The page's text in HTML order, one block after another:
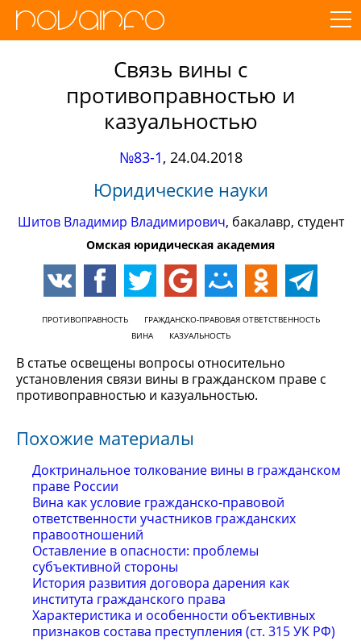
Связь вины с
противоправностью и
казуальностью
№83-1, 24.04.2018
Юридические науки
Шитов Владимир Владимирович, бакалавр, студент
Омская юридическая академия
ПРОТИВОПРАВНОСТЬ
ГРАЖДАНСКО-ПРАВОВАЯ ОТВЕТСТВЕННОСТЬ
ВИНА
КАЗУАЛЬНОСТЬ
В статье освещены вопросы относительно
установления связи вины в гражданском праве с
противоправностью и казуальностью.
Похожие материалы
Доктринальное толкование вины в гражданском
праве России
Вина как условие гражданско-правовой
ответственности участников гражданских
правоотношений
Оставление в опасности: проблемы
субъективной стороны
История развития договора дарения как
института гражданского права
Характеристика и особенности объективных
признаков состава преступления (ст. 315 УК РФ)